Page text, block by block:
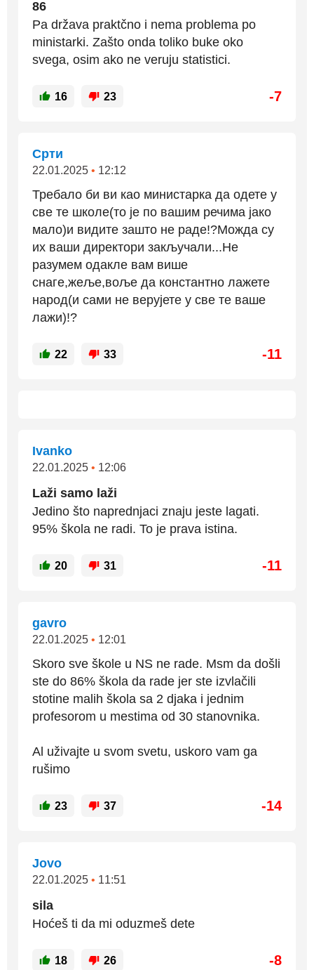
86
Pa država praktčno i nema problema po
ministarki. Zašto onda toliko buke oko
svega, osim ako ne veruju statistici.
16 23 -7
Срти
22.01.2025 • 12:12
Требало би ви као министарка да одете у
све те школе(то је по вашим речима јако
мало)и видите зашто не раде!?Можда су
их ваши директори закључали...Не
разумем одакле вам више
снаге,жеље,воље да константно лажете
народ(и сами не верујете у све те ваше
лажи)!?
22 33 -11
Ivanko
22.01.2025 • 12:06
Laži samo laži
Jedino što naprednjaci znaju jeste lagati.
95% škola ne radi. To je prava istina.
20 31 -11
gavro
22.01.2025 • 12:01
Skoro sve škole u NS ne rade. Msm da došli
ste do 86% škola da rade jer ste izvlačili
stotine malih škola sa 2 djaka i jednim
profesorom u mestima od 30 stanovnika.
Al uživajte u svom svetu, uskoro vam ga
rušimo
23 37 -14
Jovo
22.01.2025 • 11:51
sila
Hoćeš ti da mi oduzmeš dete
18 26 -8